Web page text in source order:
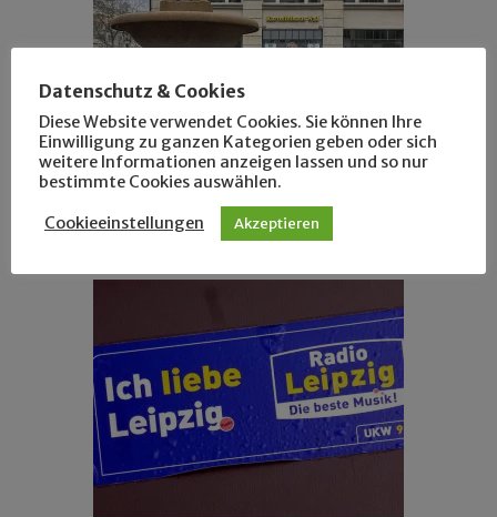
ANSEHEN SCHÖNE PLÄTZE
Alte Leipziger Speisekarten, Teil 2
Datenschutz & Cookies
Diese Website verwendet Cookies. Sie können Ihre
Einwilligung zu ganzen Kategorien geben oder sich
weitere Informationen anzeigen lassen und so nur
bestimmte Cookies auswählen.
Cookieeinstellungen Akzeptieren